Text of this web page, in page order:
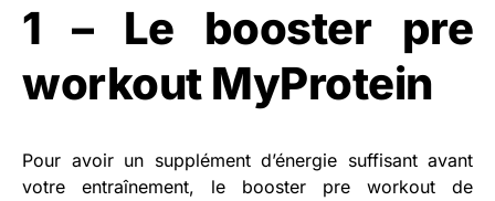
1 – Le booster pre
workout MyProtein
Pour avoir un supplément d’énergie suffisant avant
votre entraînement, le booster pre workout de